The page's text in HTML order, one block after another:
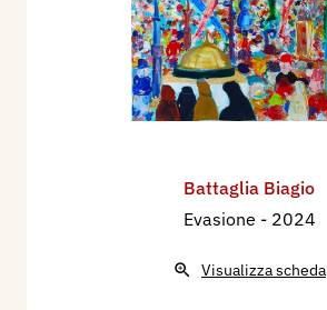
Battaglia Biagio
Evasione - 2024
Visualizza scheda